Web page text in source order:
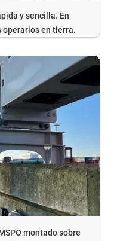
y sencilla. En
operarios en tierra.
montado sobre